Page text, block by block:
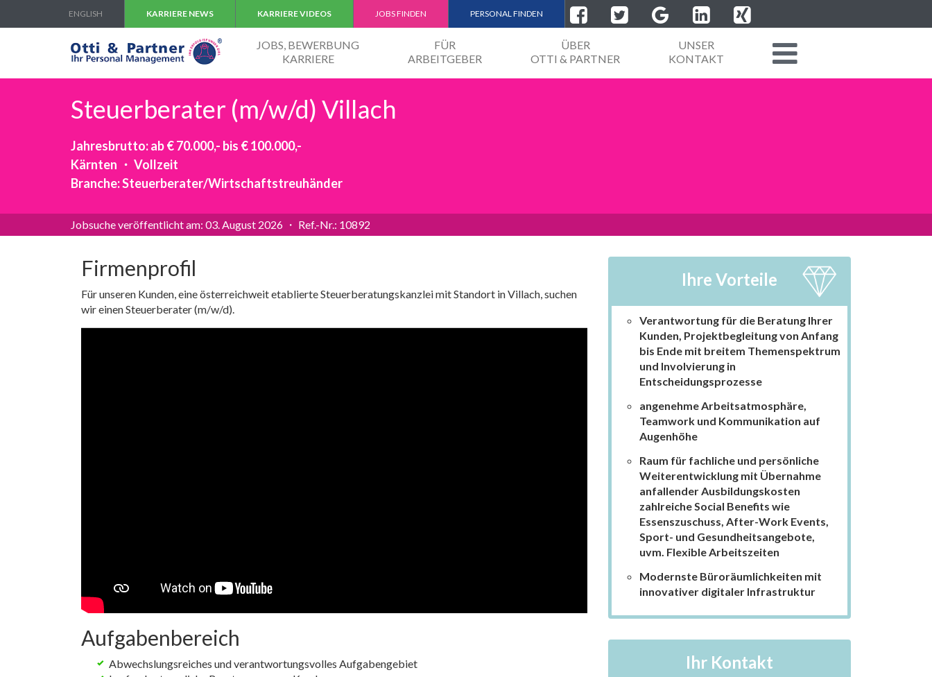
ENGLISH KARRIERE NEWS KARRIERE VIDEOS JOBS FINDEN PERSONAL FINDEN
JOBS, BEWERBUNG
KARRIERE
FÜR
ARBEITGEBER
ÜBER
OTTI & PARTNER
UNSER
KONTAKT
Steuerberater (m/w/d) Villach
Jahresbrutto: ab € 70.000,- bis € 100.000,-
Kärnten ・ Vollzeit
Branche: Steuerberater/Wirtschaftstreuhänder
Jobsuche veröffentlicht am: 03. August 2026 ・ Ref.-Nr.: 10892
Firmenprofil
Für unseren Kunden, eine österreichweit etablierte Steuerberatungskanzlei mit Standort in Villach, suchen
wir einen Steuerberater (m/w/d).
Aufgabenbereich
Abwechslungsreiches und verantwortungsvolles Aufgabengebiet
Ihre Vorteile
Verantwortung für die Beratung Ihrer
Kunden, Projektbegleitung von Anfang
bis Ende mit breitem Themenspektrum
und Involvierung in
Entscheidungsprozesse
angenehme Arbeitsatmosphäre,
Teamwork und Kommunikation auf
Augenhöhe
Raum für fachliche und persönliche
Weiterentwicklung mit Übernahme
anfallender Ausbildungskosten
zahlreiche Social Benefits wie
Essenszuschuss, After-Work Events,
Sport- und Gesundheitsangebote,
uvm. Flexible Arbeitszeiten
Modernste Büroräumlichkeiten mit
innovativer digitaler Infrastruktur
Ihr Kontakt